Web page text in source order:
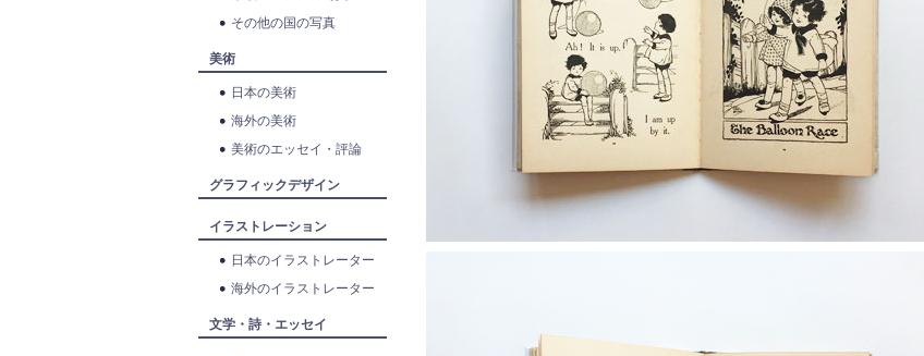
その他の国の写真
美術
日本の美術
海外の美術
美術のエッセイ・評論
グラフィックデザイン
イラストレーション
日本のイラストレーター
海外のイラストレーター
文学・詩・エッセイ